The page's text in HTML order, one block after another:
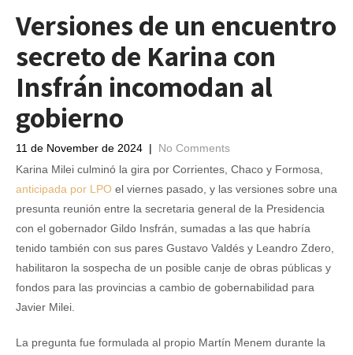
Versiones de un encuentro
secreto de Karina con
Insfrán incomodan al
gobierno
11 de November de 2024 | No Comments
Karina Milei culminó la gira por Corrientes, Chaco y Formosa,
anticipada por LPO el viernes pasado, y las versiones sobre una
presunta reunión entre la secretaria general de la Presidencia
con el gobernador Gildo Insfrán, sumadas a las que habría
tenido también con sus pares Gustavo Valdés y Leandro Zdero,
habilitaron la sospecha de un posible canje de obras públicas y
fondos para las provincias a cambio de gobernabilidad para
Javier Milei.
La pregunta fue formulada al propio Martín Menem durante la